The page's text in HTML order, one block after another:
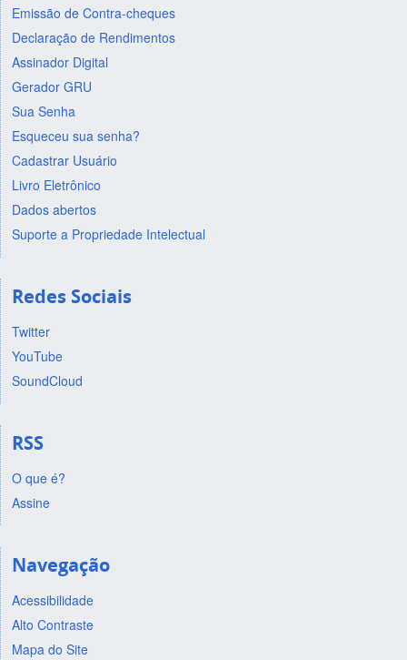
Emissão de Contra-cheques
Declaração de Rendimentos
Assinador Digital
Gerador GRU
Sua Senha
Esqueceu sua senha?
Cadastrar Usuário
Livro Eletrônico
Dados abertos
Suporte a Propriedade Intelectual
Redes Sociais
Twitter
YouTube
SoundCloud
RSS
O que é?
Assine
Navegação
Acessibilidade
Alto Contraste
Mapa do Site